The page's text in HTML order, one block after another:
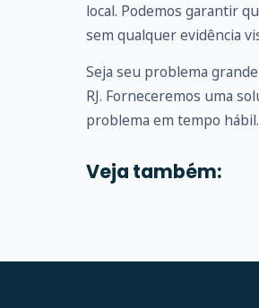
local. Podemos garantir
sem qualquer evidência
Seja seu problema
RJ. Forneceremos uma
problema em tempo hábil.
Veja também: